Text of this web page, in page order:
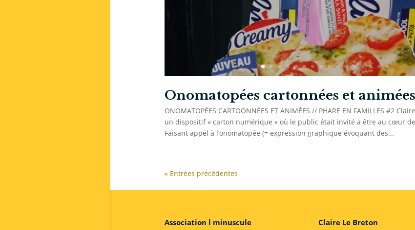
Onomatopées cartonnées et animées
ONOMATOPÉES CARTOONNÉES ET ANIMÉES // PHARE EN FAMILLES #2
un dispositif « carton numérique » où le public était invité a être au cœur de
Faisant appel à l’onomatopée (= expression graphique évoquant des...
« Entrées précédentes
Association l minuscule
Claire Le Breton